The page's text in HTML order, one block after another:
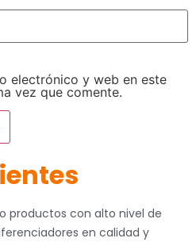
electrónico y web en este
vez que comente.
productos con alto nivel de
en calidad y